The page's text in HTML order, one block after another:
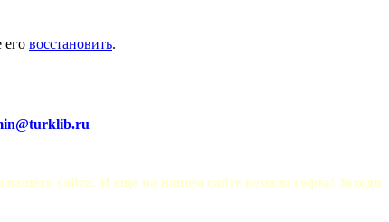
восстановить.
сайта. И еще на нашем сайте немало софта! Заходи